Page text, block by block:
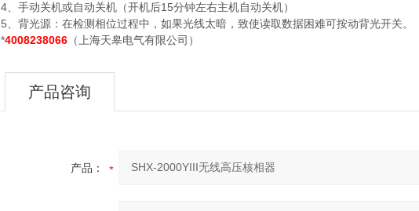
4、手动关机或自动关机（开机后15分钟左右主机自动关机）
5、背光源：在检测相位过程中，如果光线太暗，致使读取数据困难可按动背光开关。
*4008238066 （上海天皋电气有限公司）
产品咨询
产品：